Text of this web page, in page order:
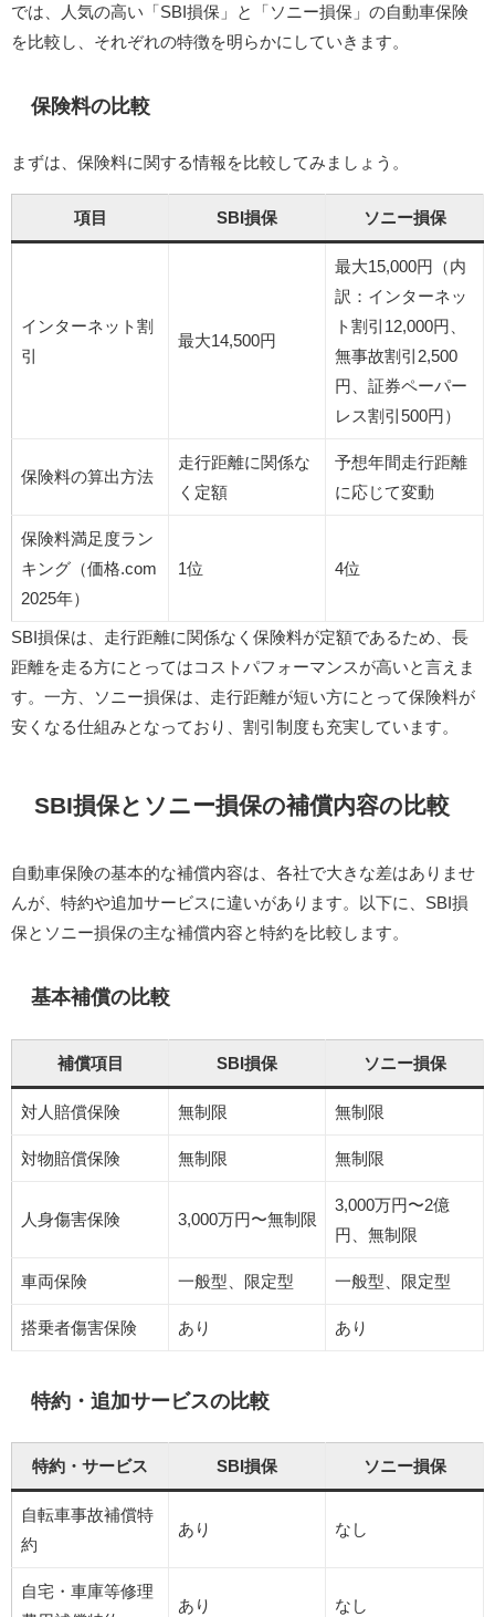
では、人気の高い「SBI損保」と「ソニー損保」の自動車保険
を比較し、それぞれの特徴を明らかにしていきます。​
保険料の比較
まずは、保険料に関する情報を比較してみましょう。​
項目 SBI損保 ソニー損保
インターネット割
引
最大14,500円
最大15,000円（内
訳：インターネッ
ト割引12,000円、
無事故割引2,500
円、証券ペーパー
レス割引500円）
保険料の算出方法
走行距離に関係な
く定額
予想年間走行距離
に応じて変動
保険料満足度ラン
キング（価格.com
2025年）
1位 4位
SBI損保は、走行距離に関係なく保険料が定額であるため、長
距離を走る方にとってはコストパフォーマンスが高いと言えま
す。​一方、ソニー損保は、走行距離が短い方にとって保険料が
安くなる仕組みとなっており、割引制度も充実しています。
SBI損保とソニー損保の補償内容の比較
自動車保険の基本的な補償内容は、各社で大きな差はありませ
んが、特約や追加サービスに違いがあります。​以下に、SBI損
保とソニー損保の主な補償内容と特約を比較します。​
基本補償の比較
補償項目 SBI損保 ソニー損保
対人賠償保険 無制限 無制限
対物賠償保険 無制限 無制限
人身傷害保険 3,000万円〜無制限
3,000万円〜2億
円、無制限
車両保険 一般型、限定型 一般型、限定型
搭乗者傷害保険 あり あり
特約・追加サービスの比較
特約・サービス SBI損保 ソニー損保
自転車事故補償特
約
あり なし
自宅・車庫等修理
あり なし